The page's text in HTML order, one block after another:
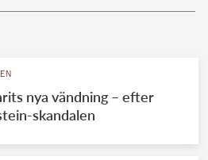
nya vändning – efter
skandalen